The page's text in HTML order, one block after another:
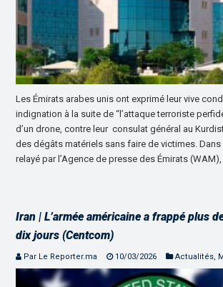
Les Émirats arabes unis ont exprimé leur vive
indignation à la suite de “l’attaque terroriste
d’un drone, contre leur consulat général au
des dégâts matériels sans faire de victimes.
relayé par l’Agence de presse des Émirats (WAM),
Iran | L’armée américaine a frappé plus
dix jours (Centcom)
Par Le Reporter.ma 10/03/2026 Actualités,